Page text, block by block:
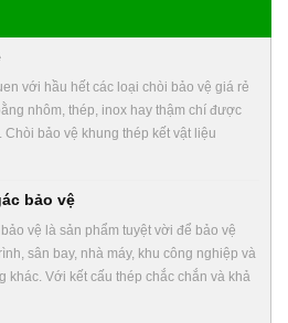
với hầu hết các loại chòi bảo vệ giá rẻ
nhôm, thép, inox hay thậm chí được
Chòi bảo vệ khung thép kết vật liệu
bảo vệ
vệ là sản phẩm tuyệt vời để bảo vệ
sân bay, nhà máy, khu công nghiệp và
khác. Với kết cấu thép chắc chắn và khả